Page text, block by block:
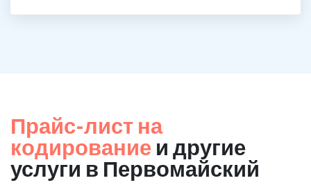
Прайс-лист на
кодирование и другие
услуги в Первомайский